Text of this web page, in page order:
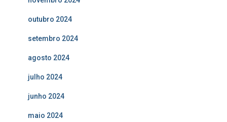
outubro 2024
setembro 2024
agosto 2024
julho 2024
junho 2024
maio 2024